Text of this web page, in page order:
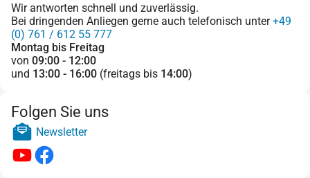
Wir antworten schnell und zuverlässig.
Bei dringenden Anliegen gerne auch telefonisch unter+49
(0) 761 / 612 55 777
Montag bis Freitag
von 09:00 - 12:00
und 13:00 - 16:00 (freitags bis 14:00)
Folgen Sie uns
Newsletter